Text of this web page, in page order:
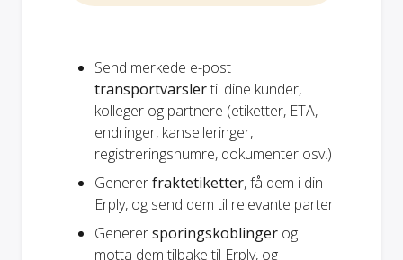
Send merkede e-post
transportvarslertil dine kunder,
kolleger og partnere (etiketter, ETA,
endringer, kanselleringer,
registreringsnumre, dokumenter osv.)
Genererfraktetiketter, få dem i din
Erply, og send dem til relevante parter
Generersporingskoblinger og
motta dem tilbake til Erply, og